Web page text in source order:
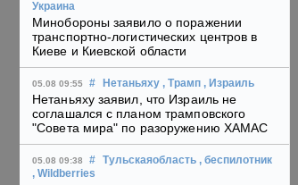
Украина
Минобороны заявило о поражении
транспортно-логистических центров в
Киеве и Киевской области
05.08 09:55 # Нетаньяху , Трамп , Израиль
Нетаньяху заявил, что Израиль не
соглашался с планом трамповского
"Совета мира" по разоружению ХАМАС
05.08 09:38 # Тульскаяобласть , беспилотник
, Wildberries